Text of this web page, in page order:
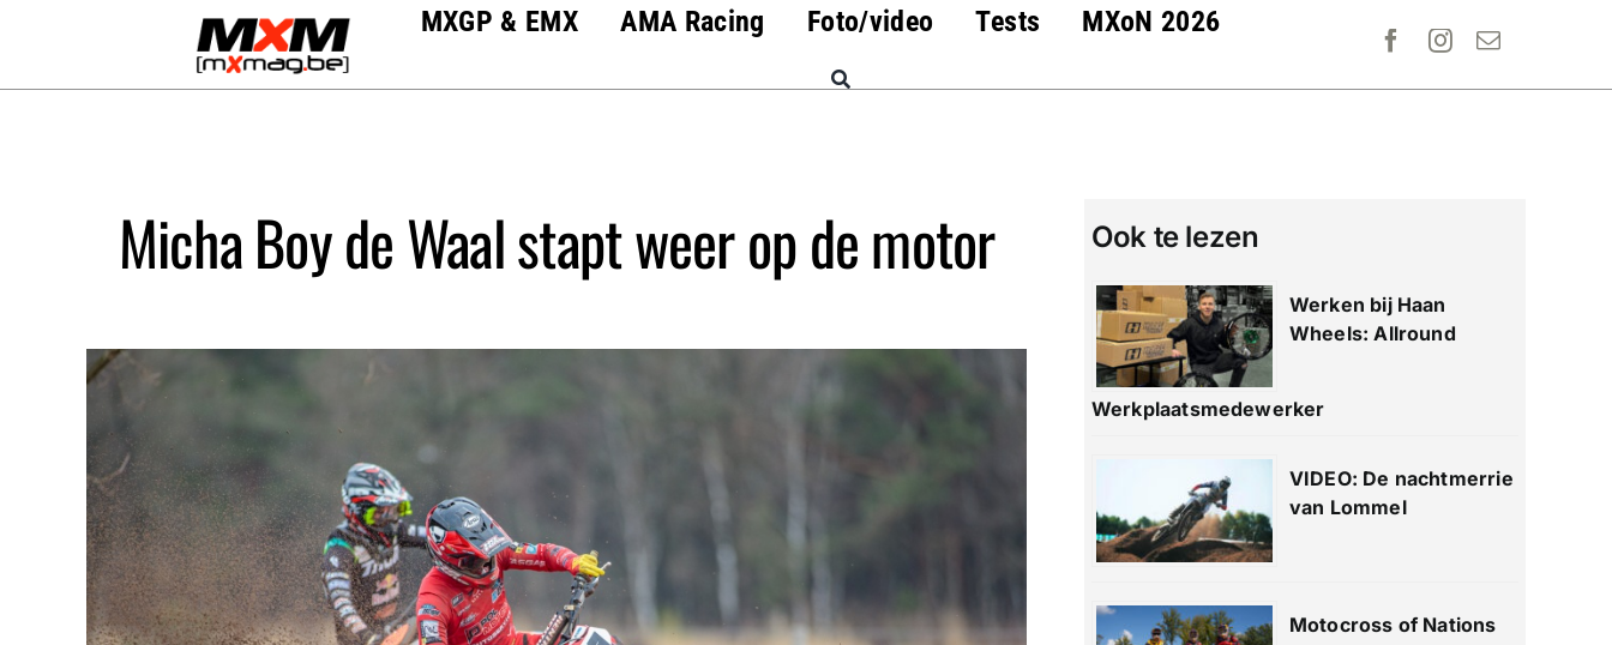
MXGP & EMX AMA Racing Foto/video Tests MXoN 2026
Micha Boy de Waal stapt weer op de motor Ook te lezen
Werken bij Haan
Wheels: Allround
Werkplaatsmedewerker
VIDEO: De nachtmerrie
van Lommel
Motocross of Nations